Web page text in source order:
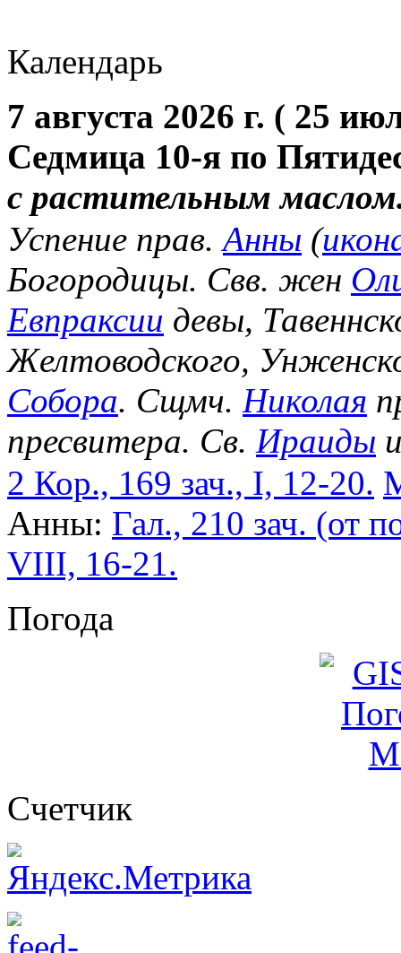
Календарь
7 августа 2026 г. ( 25
Седмица 10-я по
с растительным
Успение прав.Анны (
Богородицы. Свв. жен
Евпраксии девы,
Желтоводского,
Собора. Сщмч. Николая
пресвитера. Св. Ираиды
2 Кор., 169 зач., I, 12-20.
Анны: Гал., 210 зач. (от
VIII, 16-21.
Погода
Cчетчик